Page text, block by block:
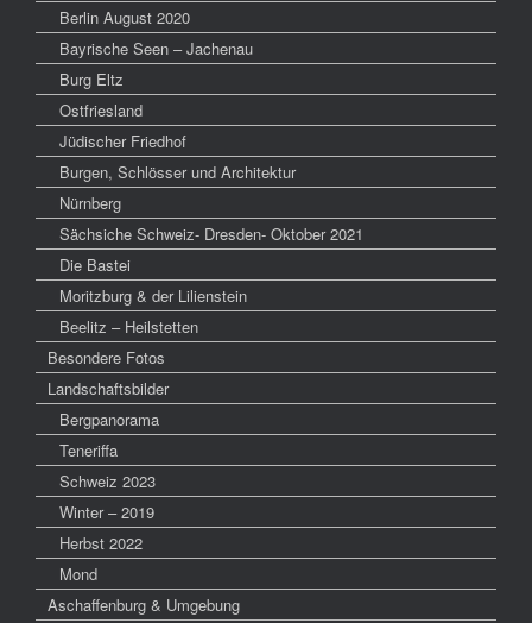
Berlin August 2020
Bayrische Seen – Jachenau
Burg Eltz
Ostfriesland
Jüdischer Friedhof
Burgen, Schlösser und Architektur
Nürnberg
Sächsiche Schweiz- Dresden- Oktober 2021
Die Bastei
Moritzburg & der Lilienstein
Beelitz – Heilstetten
Besondere Fotos
Landschaftsbilder
Bergpanorama
Teneriffa
Schweiz 2023
Winter – 2019
Herbst 2022
Mond
Aschaffenburg & Umgebung